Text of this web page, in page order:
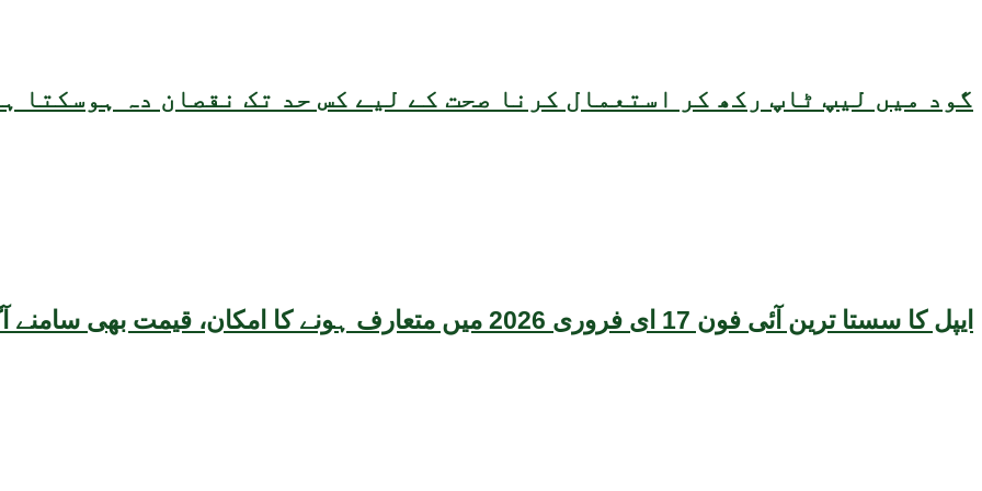
گود میں لیپ ٹاپ رکھ کر استعمال کرنا صحت کے لیے کس حد تک نقصان دہ ہوسکتا
ایپل کا سستا ترین آئی فون 17 ای فروری 2026 میں متعارف ہونے کا امکان، قیمت بھی سامنے آگئی